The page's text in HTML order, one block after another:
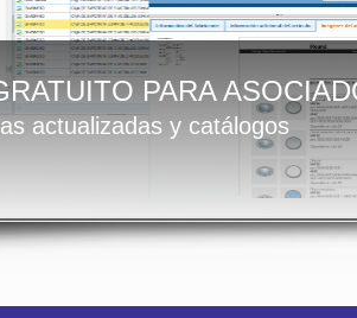
PARA
actualizadas y catálogos